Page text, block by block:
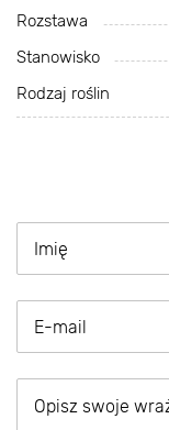
Rozstawa
Stanowisko
Rodzaj roślin